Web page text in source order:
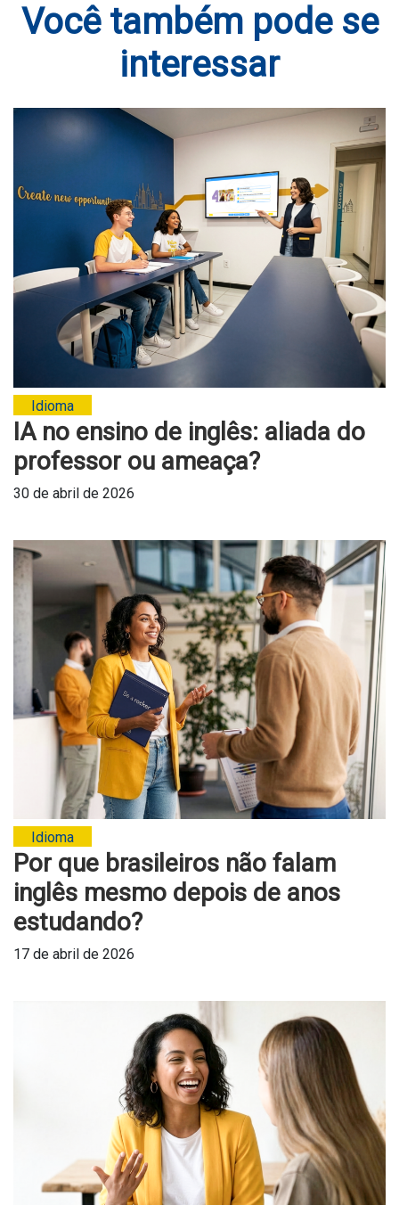
Você também pode se
interessar
Idioma
IA no ensino de inglês: aliada do
professor ou ameaça?
30 de abril de 2026
Idioma
Por que brasileiros não falam
inglês mesmo depois de anos
estudando?
17 de abril de 2026